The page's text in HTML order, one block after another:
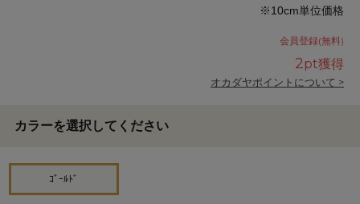
※10cm単位価格
会員登録(無料)
2pt獲得
オカダヤポイントについて >
カラーを選択してください
ｺﾞｰﾙﾄﾞ